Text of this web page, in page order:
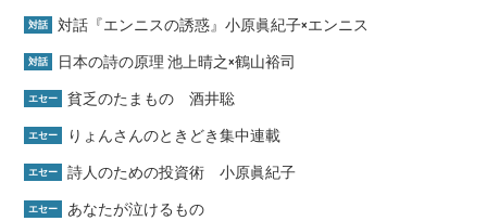
対話 対話『エンニスの誘惑』小原眞紀子×エンニス
対話 日本の詩の原理 池上晴之×鶴山裕司
エセー 貧乏のたまもの 酒井聡
エセー りょんさんのときどき集中連載
エセー 詩人のための投資術 小原眞紀子
エセー あなたが泣けるもの